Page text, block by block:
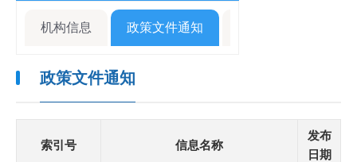
机构信息 政策文件通知
政策文件通知
索引号 信息名称
发布
日期